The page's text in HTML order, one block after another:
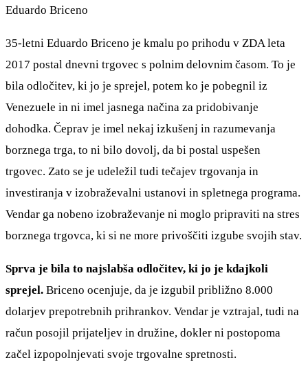
Eduardo Briceno
35-letni Eduardo Briceno je kmalu po prihodu v ZDA leta
2017 postal dnevni trgovec s polnim delovnim časom. To je
bila odločitev, ki jo je sprejel, potem ko je pobegnil iz
Venezuele in ni imel jasnega načina za pridobivanje
dohodka. Čeprav je imel nekaj izkušenj in razumevanja
borznega trga, to ni bilo dovolj, da bi postal uspešen
trgovec. Zato se je udeležil tudi tečajev trgovanja in
investiranja v izobraževalni ustanovi in spletnega programa.
Vendar ga nobeno izobraževanje ni moglo pripraviti na stres
borznega trgovca, ki si ne more privoščiti izgube svojih stav.
Sprva je bila to najslabša odločitev, ki jo je kdajkoli
sprejel. Briceno ocenjuje, da je izgubil približno 8.000
dolarjev prepotrebnih prihrankov. Vendar je vztrajal, tudi na
račun posojil prijateljev in družine, dokler ni postopoma
začel izpopolnjevati svoje trgovalne spretnosti.